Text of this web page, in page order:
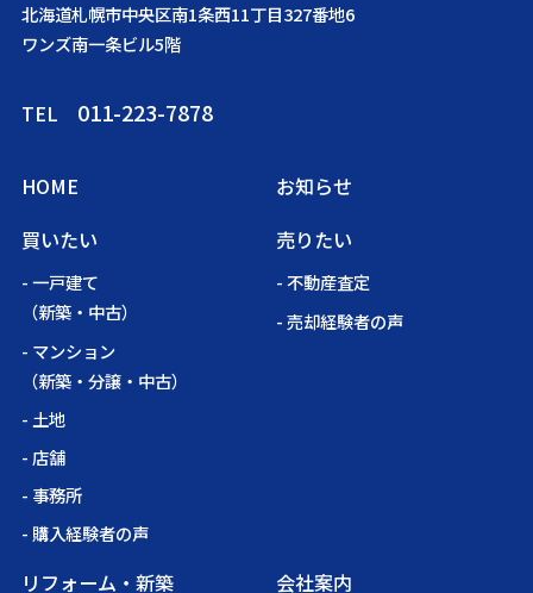
北海道札幌市中央区南1条西11丁目327番地6
ワンズ南一条ビル5階
TEL 011-223-7878
HOME
お知らせ
買いたい
- 一戸建て
（新築・中古）
- マンション
（新築・分譲・中古）
- 土地
- 店舗
- 事務所
- 購入経験者の声
売りたい
- 不動産査定
- 売却経験者の声
リフォーム・新築 会社案内